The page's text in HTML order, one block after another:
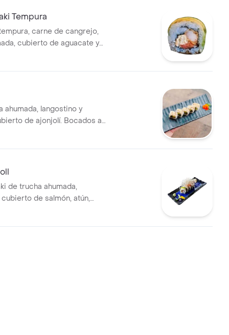
Tempura
carne de cangrejo,
cubierto de aguacate y
ahumada, langostino y
de ajonjolí. Bocados a
de salmón, atún,